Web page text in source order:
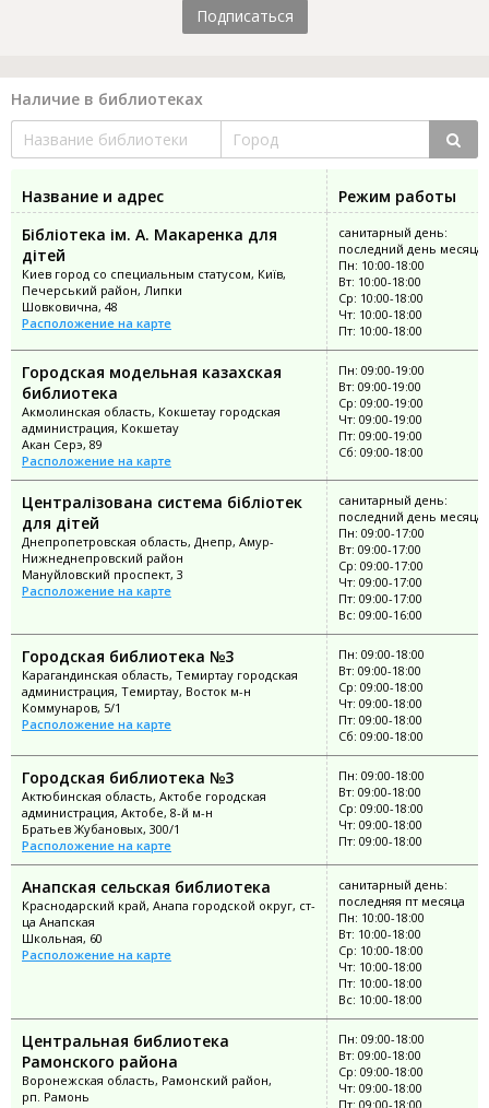
Подписаться
Наличие в библиотеках
Название и адрес
Режим работы
Бібліотека ім. А. Макаренка для
дітей
Киев город со специальным статусом, Київ,
Печерський район, Липки
Шовковична, 48
Расположение на карте
санитарный день:
последний день месяца
Пн: 10:00-18:00
Вт: 10:00-18:00
Ср: 10:00-18:00
Чт: 10:00-18:00
Пт: 10:00-18:00
Городская модельная казахская
библиотека
Акмолинская область, Кокшетау городская
администрация, Кокшетау
Акан Серэ, 89
Расположение на карте
Пн: 09:00-19:00
Вт: 09:00-19:00
Ср: 09:00-19:00
Чт: 09:00-19:00
Пт: 09:00-19:00
Сб: 09:00-18:00
Централізована система бібліотек
для дітей
Днепропетровская область, Днепр, Амур-
Нижнеднепровский район
Мануйловский проспект, 3
Расположение на карте
санитарный день:
последний день месяца
Пн: 09:00-17:00
Вт: 09:00-17:00
Ср: 09:00-17:00
Чт: 09:00-17:00
Пт: 09:00-17:00
Вс: 09:00-16:00
Городская библиотека №3
Карагандинская область, Темиртау городская
администрация, Темиртау, Восток м-н
Коммунаров, 5/1
Расположение на карте
Пн: 09:00-18:00
Вт: 09:00-18:00
Ср: 09:00-18:00
Чт: 09:00-18:00
Пт: 09:00-18:00
Сб: 09:00-18:00
Городская библиотека №3
Актюбинская область, Актобе городская
администрация, Актобе, 8-й м-н
Братьев Жубановых, 300/1
Расположение на карте
Пн: 09:00-18:00
Вт: 09:00-18:00
Ср: 09:00-18:00
Чт: 09:00-18:00
Пт: 09:00-18:00
Анапская сельская библиотека
Краснодарский край, Анапа городской округ, ст-
ца Анапская
Школьная, 60
Расположение на карте
санитарный день:
последняя пт месяца
Пн: 10:00-18:00
Вт: 10:00-18:00
Ср: 10:00-18:00
Чт: 10:00-18:00
Пт: 10:00-18:00
Вс: 10:00-18:00
Центральная библиотека
Рамонского района
Воронежская область, Рамонский район,
рп. Рамонь
Пн: 09:00-18:00
Вт: 09:00-18:00
Ср: 09:00-18:00
Чт: 09:00-18:00
Пт: 09:00-18:00